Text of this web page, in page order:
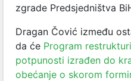
zgrade Predsjedništva
Dragan Čović između
da će Program
potpunosti izrađen do
obećanje o skorom